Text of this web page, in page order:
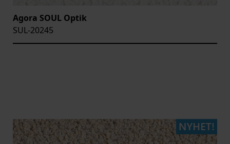
Agora SOUL Optik
SUL-20245